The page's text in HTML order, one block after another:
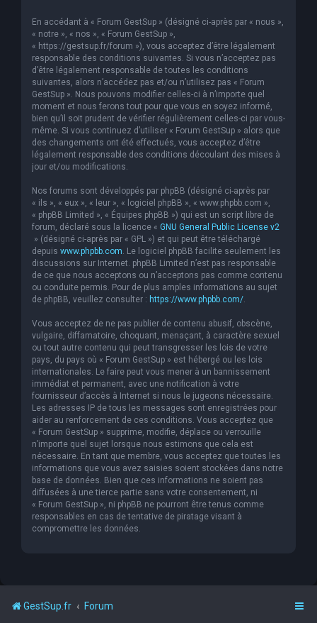
En accédant à « Forum GestSup » (désigné ci-après par « nous »,
« notre », « nos », « Forum GestSup »,
« https://gestsup.fr/forum »), vous acceptez d’être légalement
responsable des conditions suivantes. Si vous n’acceptez pas
d’être légalement responsable de toutes les conditions
suivantes, alors n’accédez pas et/ou n’utilisez pas « Forum
GestSup ». Nous pouvons modifier celles-ci à n’importe quel
moment et nous ferons tout pour que vous en soyez informé,
bien qu’il soit prudent de vérifier régulièrement celles-ci par vous-
même. Si vous continuez d’utiliser « Forum GestSup » alors que
des changements ont été effectués, vous acceptez d’être
légalement responsable des conditions découlant des mises à
jour et/ou modifications.
Nos forums sont développés par phpBB (désigné ci-après par
« ils », « eux », « leur », « logiciel phpBB », « www.phpbb.com »,
« phpBB Limited », « Équipes phpBB ») qui est un script libre de
forum, déclaré sous la licence « GNU General Public License v2
» (désigné ci-après par « GPL ») et qui peut être téléchargé
depuis www.phpbb.com. Le logiciel phpBB facilite seulement les
discussions sur Internet. phpBB Limited n’est pas responsable
de ce que nous acceptons ou n’acceptons pas comme contenu
ou conduite permis. Pour de plus amples informations au sujet
de phpBB, veuillez consulter : https://www.phpbb.com/.
Vous acceptez de ne pas publier de contenu abusif, obscène,
vulgaire, diffamatoire, choquant, menaçant, à caractère sexuel
ou tout autre contenu qui peut transgresser les lois de votre
pays, du pays où « Forum GestSup » est hébergé ou les lois
internationales. Le faire peut vous mener à un bannissement
immédiat et permanent, avec une notification à votre
fournisseur d’accès à Internet si nous le jugeons nécessaire.
Les adresses IP de tous les messages sont enregistrées pour
aider au renforcement de ces conditions. Vous acceptez que
« Forum GestSup » supprime, modifie, déplace ou verrouille
n’importe quel sujet lorsque nous estimons que cela est
nécessaire. En tant que membre, vous acceptez que toutes les
informations que vous avez saisies soient stockées dans notre
base de données. Bien que ces informations ne soient pas
diffusées à une tierce partie sans votre consentement, ni
« Forum GestSup », ni phpBB ne pourront être tenus comme
responsables en cas de tentative de piratage visant à
compromettre les données.
GestSup.fr Forum